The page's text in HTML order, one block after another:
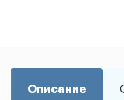
Описание